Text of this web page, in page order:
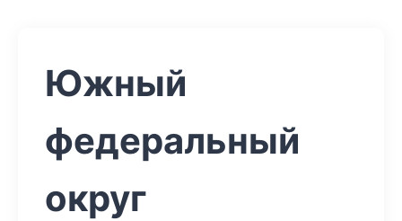
Южный
федеральный
округ